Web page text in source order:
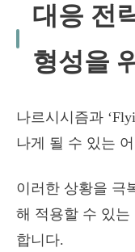
대응 전
형성을
나르시시즘과
나게 될 수 있는
이러한 상황을 극
해 적용할 수 있는
합니다.